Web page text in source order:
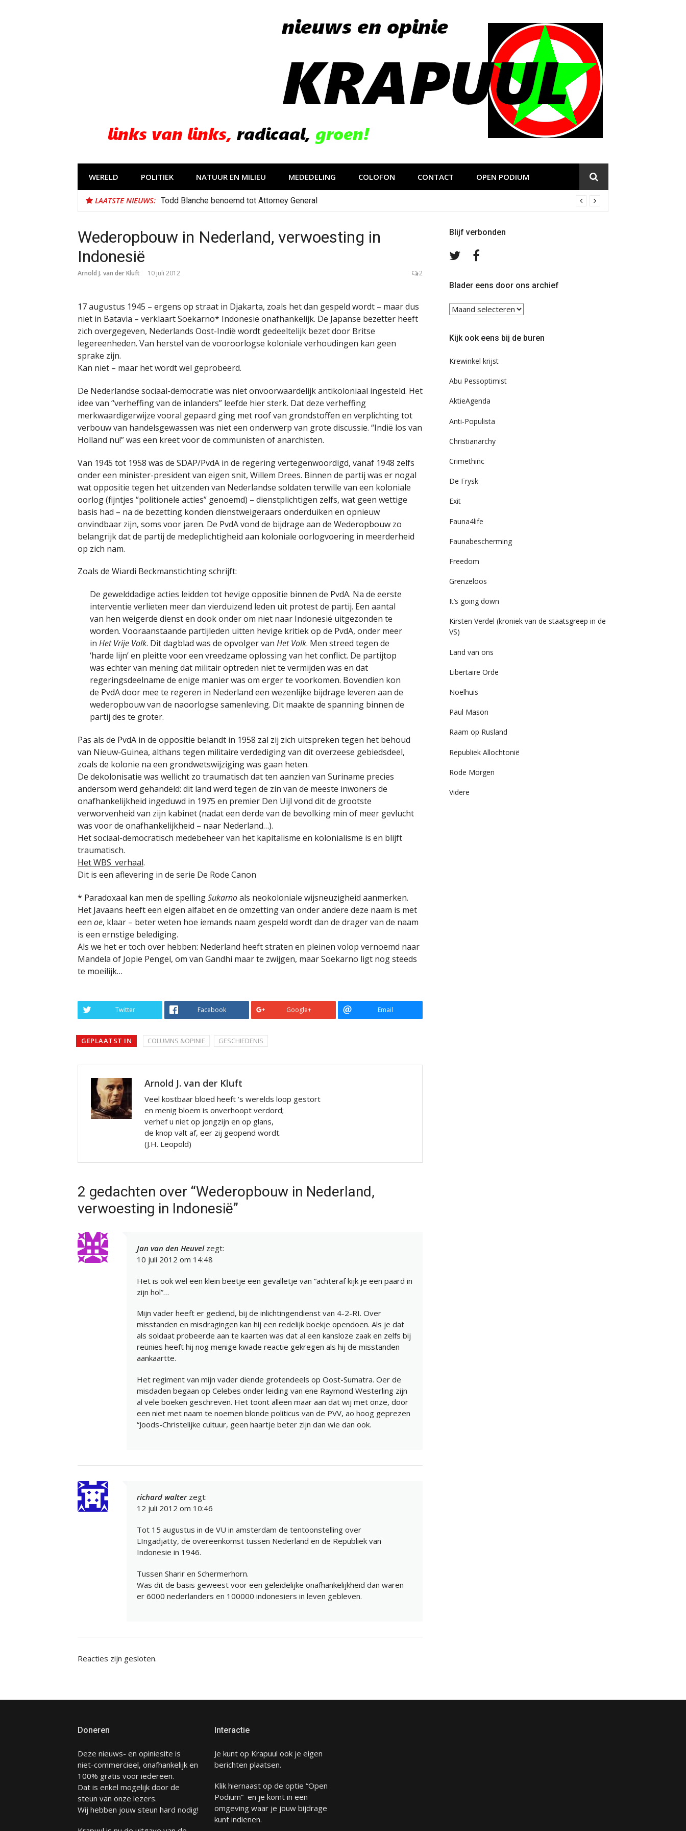
WERELD POLITIEK NATUUR EN MILIEU MEDEDELING COLOFON CONTACT OPEN PODIUM
LAATSTE NIEUWS: Todd Blanche benoemd tot Attorney General
Wederopbouw in Nederland, verwoesting in
Indonesië
Arnold J. van der Kluft 10 juli 2012 2
17 augustus 1945 – ergens op straat in Djakarta, zoals het dan gespeld wordt – maar dus
niet in Batavia – verklaart Soekarno* Indonesië onafhankelijk. De Japanse bezetter heeft
zich overgegeven, Nederlands Oost-Indië wordt gedeeltelijk bezet door Britse
legereenheden. Van herstel van de vooroorlogse koloniale verhoudingen kan geen
sprake zijn.
Kan niet – maar het wordt wel geprobeerd.
De Nederlandse sociaal-democratie was niet onvoorwaardelijk antikoloniaal ingesteld. Het
idee van “verheffing van de inlanders” leefde hier sterk. Dat deze verheffing
merkwaardigerwijze vooral gepaard ging met roof van grondstoffen en verplichting tot
verbouw van handelsgewassen was niet een onderwerp van grote discussie. “Indië los van
Holland nu!” was een kreet voor de communisten of anarchisten.
Van 1945 tot 1958 was de SDAP/PvdA in de regering vertegenwoordigd, vanaf 1948 zelfs
onder een minister-president van eigen snit, Willem Drees. Binnen de partij was er nogal
wat oppositie tegen het uitzenden van Nederlandse soldaten terwille van een koloniale
oorlog (fijntjes “politionele acties” genoemd) – dienstplichtigen zelfs, wat geen wettige
basis had – na de bezetting konden dienstweigeraars onderduiken en opnieuw
onvindbaar zijn, soms voor jaren. De PvdA vond de bijdrage aan de Wederopbouw zo
belangrijk dat de partij de medeplichtigheid aan koloniale oorlogvoering in meerderheid
op zich nam.
Zoals de Wiardi Beckmanstichting schrijft:
De gewelddadige acties leidden tot hevige oppositie binnen de PvdA. Na de eerste
interventie verlieten meer dan vierduizend leden uit protest de partij. Een aantal
van hen weigerde dienst en dook onder om niet naar Indonesië uitgezonden te
worden. Vooraanstaande partijleden uitten hevige kritiek op de PvdA, onder meer
in Het Vrije Volk. Dit dagblad was de opvolger van Het Volk. Men streed tegen de
‘harde lijn’ en pleitte voor een vreedzame oplossing van het conflict. De partijtop
was echter van mening dat militair optreden niet te vermijden was en dat
regeringsdeelname de enige manier was om erger te voorkomen. Bovendien kon
de PvdA door mee te regeren in Nederland een wezenlijke bijdrage leveren aan de
wederopbouw van de naoorlogse samenleving. Dit maakte de spanning binnen de
partij des te groter.
Pas als de PvdA in de oppositie belandt in 1958 zal zij zich uitspreken tegen het behoud
van Nieuw-Guinea, althans tegen militaire verdediging van dit overzeese gebiedsdeel,
zoals de kolonie na een grondwetswijziging was gaan heten.
De dekolonisatie was wellicht zo traumatisch dat ten aanzien van Suriname precies
andersom werd gehandeld: dit land werd tegen de zin van de meeste inwoners de
onafhankelijkheid ingeduwd in 1975 en premier Den Uijl vond dit de grootste
verworvenheid van zijn kabinet (nadat een derde van de bevolking min of meer gevlucht
was voor de onafhankelijkheid – naar Nederland…).
Het sociaal-democratisch medebeheer van het kapitalisme en kolonialisme is en blijft
traumatisch.
Het WBS_verhaal.
Dit is een aflevering in de serie De Rode Canon
* Paradoxaal kan men de spellingSukarnoals neokoloniale wijsneuzigheid aanmerken.
Het Javaans heeft een eigen alfabet en de omzetting van onder andere deze naam is met
een oe, klaar – beter weten hoe iemands naam gespeld wordt dan de drager van de naam
is een ernstige belediging.
Als we het er toch over hebben: Nederland heeft straten en pleinen volop vernoemd naar
Mandela of Jopie Pengel, om van Gandhi maar te zwijgen, maar Soekarno ligt nog steeds
te moeilijk…
Twitter Facebook Google+ Email
GEPLAATST IN COLUMNS &OPINIE GESCHIEDENIS
Arnold J. van der Kluft
Veel kostbaar bloed heeft 's werelds loop gestort
en menig bloem is onverhoopt verdord;
verhef u niet op jongzijn en op glans,
de knop valt af, eer zij geopend wordt.
(J.H. Leopold)
2 gedachten over “Wederopbouw in Nederland,
verwoesting in Indonesië”
Jan van den Heuvel zegt:
10 juli 2012 om 14:48
Het is ook wel een klein beetje een gevalletje van “achteraf kijk je een paard in
zijn hol”…
Mijn vader heeft er gediend, bij de inlichtingendienst van 4-2-RI. Over
misstanden en misdragingen kan hij een redelijk boekje opendoen. Als je dat
als soldaat probeerde aan te kaarten was dat al een kansloze zaak en zelfs bij
reünies heeft hij nog menige kwade reactie gekregen als hij de misstanden
aankaartte.
Het regiment van mijn vader diende grotendeels op Oost-Sumatra. Oer de
misdaden begaan op Celebes onder leiding van ene Raymond Westerling zijn
al vele boeken geschreven. Het toont alleen maar aan dat wij met onze, door
een niet met naam te noemen blonde politicus van de PVV, ao hoog geprezen
“Joods-Christelijke cultuur, geen haartje beter zijn dan wie dan ook.
richard walter zegt:
12 juli 2012 om 10:46
Tot 15 augustus in de VU in amsterdam de tentoonstelling over
LIngadjatty, de overeenkomst tussen Nederland en de Republiek van
Indonesie in 1946.
Tussen Sharir en Schermerhorn.
Was dit de basis geweest voor een geleidelijke onafhankelijkheid dan waren
er 6000 nederlanders en 100000 indonesiers in leven gebleven.
Reacties zijn gesloten.
Blijf verbonden
Volg
TwitterFacebook
Blader eens door ons archief
Blader
eens
ons
Kijk ook eens bij de buren
Krewinkel krijst
Abu Pessoptimist
AktieAgenda
Anti-Populista
Christianarchy
Crimethinc
De Frysk
Exit
Fauna4life
Faunabescherming
Freedom
Grenzeloos
It’s going down
Kirsten Verdel (kroniek van de staatsgreep in de
VS)
Land van ons
Libertaire Orde
Noelhuis
Paul Mason
Raam op Rusland
Republiek Allochtonië
Rode Morgen
Videre
Doneren
Deze nieuws- en opiniesite is
niet-commercieel, onafhankelijk en
100% gratis voor iedereen.
Dat is enkel mogelijk door de
steun van onze lezers.
Wij hebben jouw steun hard nodig!
Interactie
Je kunt op Krapuul ook je eigen
berichten plaatsen.
Klik hiernaast op de optie “Open
Podium” en je komt in een
omgeving waar je jouw bijdrage
kunt indienen.